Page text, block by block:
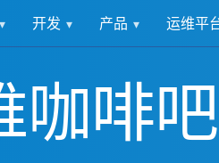
开发 产品 运维平
咖啡吧